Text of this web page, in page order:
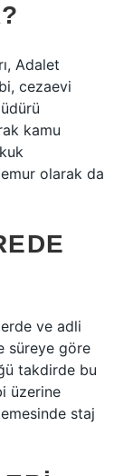
Adalet
cezaevi
kamu
olarak da
ve adli
süreye göre
takdirde bu
üzerine
staj